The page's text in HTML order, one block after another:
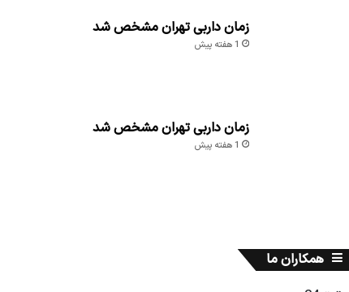
زمان داربی تهران مشخص شد
1 هفته پیش
زمان داربی تهران مشخص شد
1 هفته پیش
همکاران ما